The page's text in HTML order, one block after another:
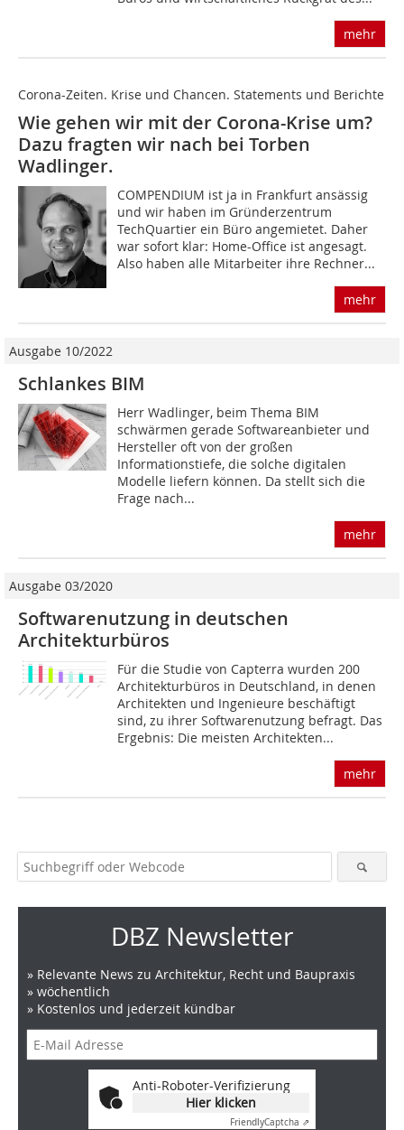
mehr
Corona-Zeiten. Krise und Chancen. Statements und Berichte
Wie gehen wir mit der Corona-Krise um?
Dazu fragten wir nach bei Torben
Wadlinger.
COMPENDIUM ist ja in Frankfurt ansässig
und wir haben im Gründerzentrum
TechQuartier ein Büro angemietet. Daher
war sofort klar: Home-Office ist angesagt.
Also haben alle Mitarbeiter ihre Rechner...
mehr
Ausgabe 10/2022
Schlankes BIM
Herr Wadlinger, beim Thema BIM
schwärmen gerade Softwareanbieter und
Hersteller oft von der großen
Informationstiefe, die solche digitalen
Modelle liefern können. Da stellt sich die
Frage nach...
mehr
Ausgabe 03/2020
Softwarenutzung in deutschen
Architekturbüros
Für die Studie von Capterra wurden 200
Architekturbüros in Deutschland, in denen
Architekten und Ingenieure beschäftigt
sind, zu ihrer Softwarenutzung befragt. Das
Ergebnis: Die meisten Architekten...
mehr
DBZ Newsletter
» Relevante News zu Architektur, Recht und Baupraxis
» wöchentlich
» Kostenlos und jederzeit kündbar
Anti-Roboter-Verifizierung
Hier klicken
FriendlyCaptcha ⇗